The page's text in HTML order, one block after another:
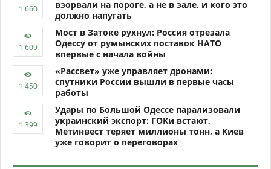
взорвали на пороге, а не в зале, и кого это
должно напугать
Мост в Затоке рухнул: Россия отрезала
Одессу от румынских поставок НАТО
впервые с начала войны
«Рассвет» уже управляет дронами:
спутники России вышли в первые часы
работы
Удары по Большой Одессе парализовали
украинский экспорт: ГОКи встают,
Метинвест теряет миллионы тонн, а Киев
уже говорит о переговорах